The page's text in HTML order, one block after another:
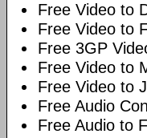
Free Video to
Free Video to
Free 3GP
Free Video to
Free Video to
Free Audio
Free Audio to